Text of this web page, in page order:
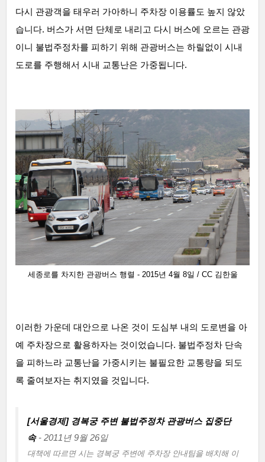
다시 관광객을 태우러 가아하니 주차장 이용률도 높지 않았
습니다. 버스가 서면 단체로 내리고 다시 버스에 오르는 관광
이니 불법주정차를 피하기 위해 관광버스는 하릴없이 시내
도로를 주행해서 시내 교통난은 가중됩니다.
세종로를 차지한 관광버스 행렬 - 2015년 4월 8일 / CC 김한울
이러한 가운데 대안으로 나온 것이 도심부 내의 도로변을 아
예 주차장으로 활용하자는 것이었습니다. 불법주정차 단속
을 피하느라 교통난을 가중시키는 불필요한 교통량을 되도
록 줄여보자는 취지였을 것입니다.
[서울경제] 경복궁 주변 불법주정차 관광버스 집중단
속- 2011년 9월 26일
대책에 따르면 시는 경복궁 주변에 주차장 안내팀을 배치해 이